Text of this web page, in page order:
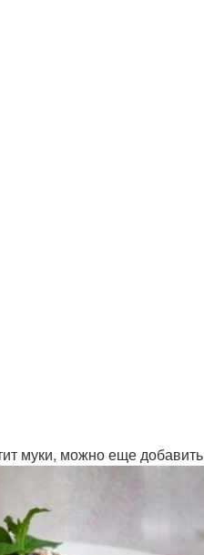
муки, можно еще